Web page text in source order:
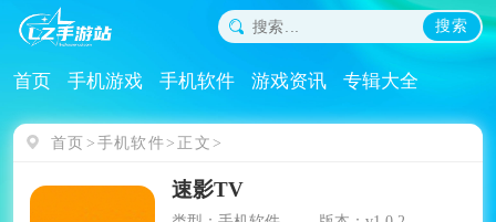
搜索
首页 手机游戏 手机软件 游戏资讯 专辑大全
首页 手机软件 正文
速影TV